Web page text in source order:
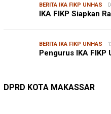
BERITA IKA FIKP UNHAS
IKA FIKP Siapkan
BERITA IKA FIKP UNHAS
Pengurus IKA FIKP
DPRD KOTA MAKASSAR
Kepuasan Publik Tinggi,